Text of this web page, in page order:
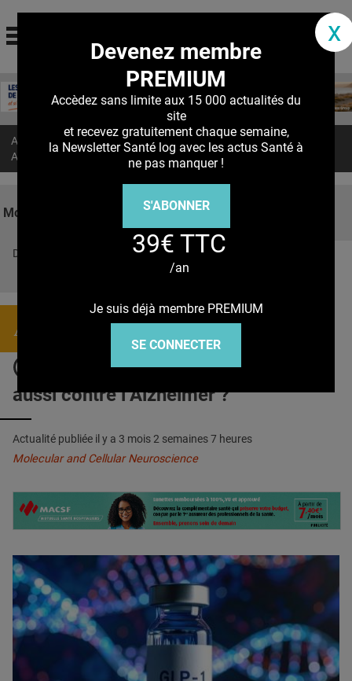
Jump to navigation
La communauté des professionnels de santé
MON COMPTE
S'ABONNER À LA REVUE SOIN À DOMICILE
DOSSIERS
L'APP
QUI SOMMES-NOUS ?
PUBLICITÉ
CONDITIONS GÉNÉRALES
CONTACT
Accueil > Actualités
AGONISTES du GLP-1 : Efficaces aussi contre l’Alzheimer ?
Mots clés
Découvrez nos réseaux sociaux
Youbute
Actualités
AGONISTES du GLP-1 : Efficaces
aussi contre l’Alzheimer ?
Actualité publiée il y a 3 mois 2 semaines 7 heures
Molecular and Cellular Neuroscience
x
Devenez membre
PREMIUM
Accèdez sans limite aux 15 000 actualités du
site
et recevez gratuitement chaque semaine,
la Newsletter Santé log avec les actus Santé à
ne pas manquer !
S'ABONNER
39€ TTC
/an
Je suis déjà membre PREMIUM
SE CONNECTER